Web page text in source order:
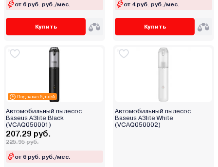
от 6 руб. руб./мес.
Купить
от 4 руб. руб./мес.
Купить
Под заказ 5 дней
Автомобильный пылесос
Baseus A3lite Black
(VCAQ050001)
207.29 руб.
225.95 руб.
от 6 руб. руб./мес.
Автомобильный пылесос
Baseus A3lite White
(VCAQ050002)